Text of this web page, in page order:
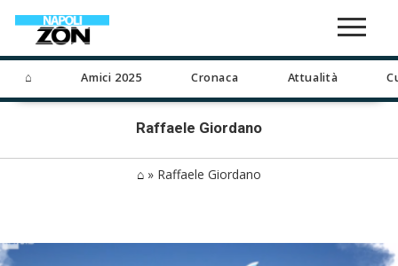
⌂ Amici 2025 Cronaca Attualità
Raffaele Giordano
⌂ » Raffaele Giordano